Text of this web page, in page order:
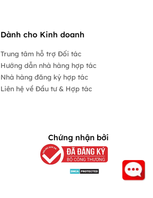
Dành cho Kinh doanh
Trung tâm hỗ trợ Đối tác
Hướng dẫn nhà hàng hợp tác
Nhà hàng đăng ký hợp tác
Liên hệ về Đầu tư & Hợp tác
Chứng nhận bởi